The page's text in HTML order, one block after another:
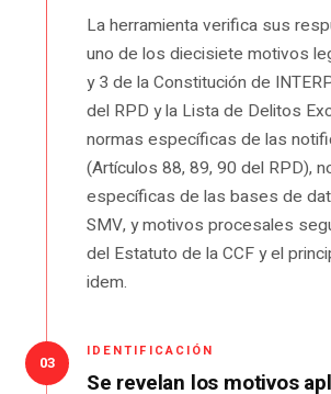
La herramienta verifica sus
uno de los diecisiete motivos
y 3 de la Constitución de
del RPD y la Lista de Delitos
normas específicas de las
(Artículos 88, 89, 90 del RPD),
específicas de las bases de
SMV, y motivos procesales
del Estatuto de la CCF y el
idem.
03
IDENTIFICACIÓN
Se revelan los motivos